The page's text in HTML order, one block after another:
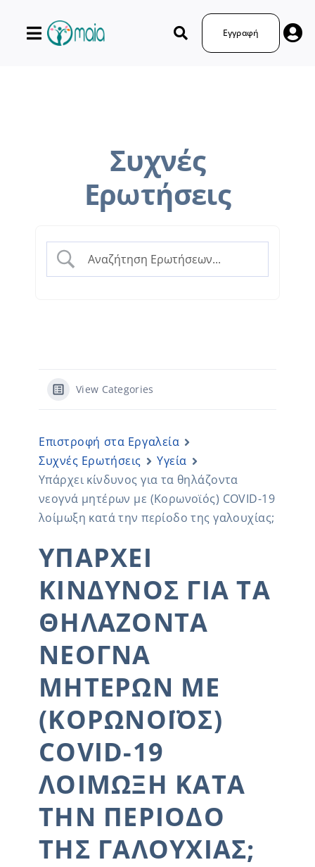
Εγγραφή
Συχνές
Ερωτήσεις
View Categories
Επιστροφή στα Εργαλεία
Συχνές Ερωτήσεις
Υγεία
Υπάρχει κίνδυνος για τα θηλάζοντα
νεογνά μητέρων με (Κορωνοϊός) COVID-19
λοίμωξη κατά την περίοδο της γαλουχίας;
ΥΠΆΡΧΕΙ
ΚΊΝΔΥΝΟΣ ΓΙΑ ΤΑ
ΘΗΛΆΖΟΝΤΑ
ΝΕΟΓΝΆ
ΜΗΤΈΡΩΝ ΜΕ
(ΚΟΡΩΝΟΪΌΣ)
COVID-19
ΛΟΊΜΩΞΗ ΚΑΤΆ
ΤΗΝ ΠΕΡΊΟΔΟ
ΤΗΣ ΓΑΛΟΥΧΊΑΣ;